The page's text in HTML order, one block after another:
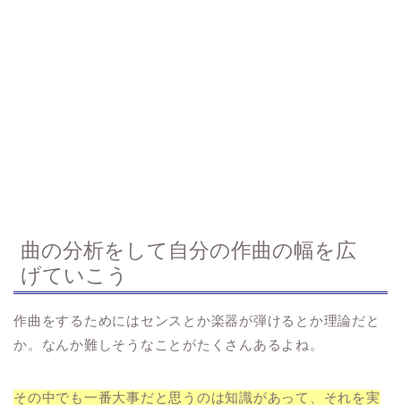
曲の分析をして自分の作曲の幅を広
げていこう
作曲をするためにはセンスとか楽器が弾けるとか理論だと
か。なんか難しそうなことがたくさんあるよね。
その中でも一番大事だと思うのは知識があって、それを実